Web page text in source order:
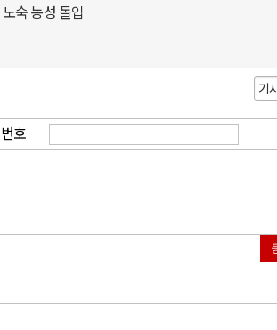
숙 농성 돌입
기
호